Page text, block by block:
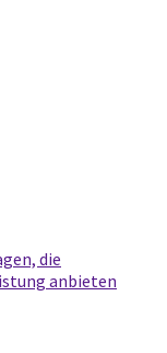
die
anbieten